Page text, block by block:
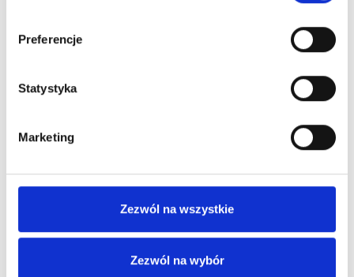
Preferencje
Statystyka
Marketing
Zezwól na wszystkie
Zezwól na wybór